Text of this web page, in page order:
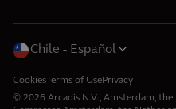
© 2026 Arcadis N.V., Amsterdam,
Cookies Terms of UsePrivacy
Chile Español